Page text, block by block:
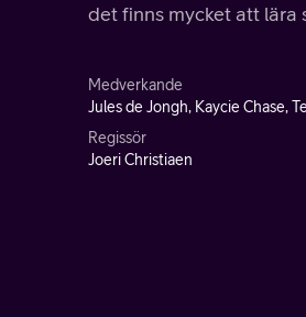
det finns mycket att lära
Medverkande
Jules de Jongh, Kaycie Chase,
Regissör
Joeri Christiaen